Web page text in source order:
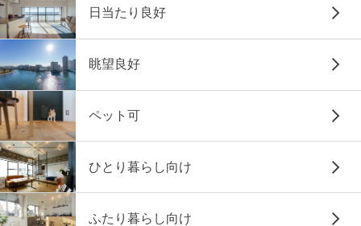
日当たり良好
眺望良好
ペット可
ひとり暮らし向け
ふたり暮らし向け